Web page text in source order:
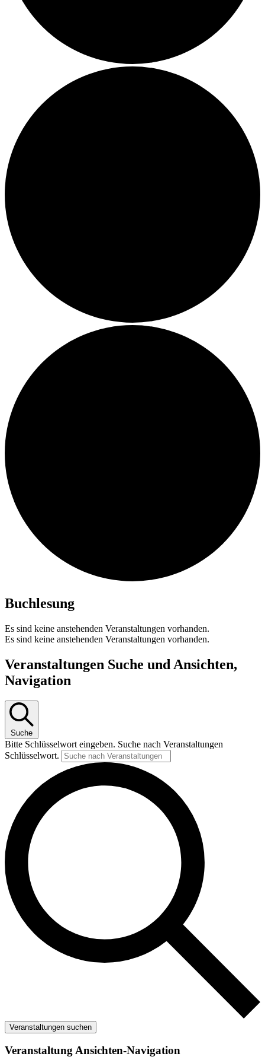
Buchlesung
Es sind keine anstehenden Veranstaltungen vorhanden.
Es sind keine anstehenden Veranstaltungen vorhanden.
Veranstaltungen Suche und Ansichten,
Navigation
Suche
Bitte Schlüsselwort eingeben. Suche nach Veranstaltungen
Schlüsselwort.
Veranstaltungen suchen
Veranstaltung Ansichten-Navigation